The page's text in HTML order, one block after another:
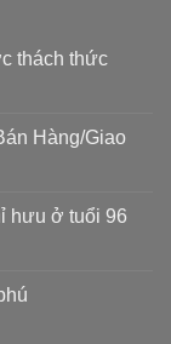
thách thức
Hàng/Giao
hưu ở tuổi 96